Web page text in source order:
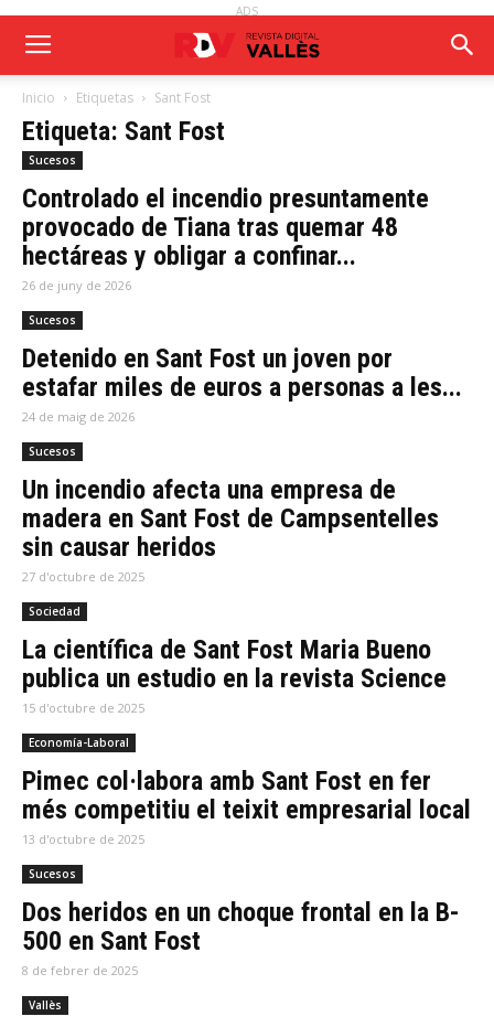
ADS
Inicio Etiquetas Sant Fost
Etiqueta: Sant Fost
Sucesos
Controlado el incendio presuntamente
provocado de Tiana tras quemar 48
hectáreas y obligar a confinar...
26 de juny de 2026
Sucesos
Detenido en Sant Fost un joven por
estafar miles de euros a personas a les...
24 de maig de 2026
Sucesos
Un incendio afecta una empresa de
madera en Sant Fost de Campsentelles
sin causar heridos
27 d'octubre de 2025
Sociedad
La científica de Sant Fost Maria Bueno
publica un estudio en la revista Science
15 d'octubre de 2025
Economía-Laboral
Pimec col·labora amb Sant Fost en fer
més competitiu el teixit empresarial local
13 d'octubre de 2025
Sucesos
Dos heridos en un choque frontal en la B-
500 en Sant Fost
8 de febrer de 2025
Vallès